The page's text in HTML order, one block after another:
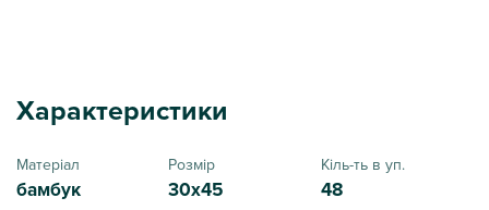
Характеристики
Матеріал
бамбук
Розмір
30x45
Кіль-ть в уп.
48